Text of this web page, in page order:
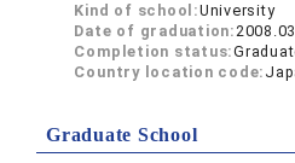
Kind of school:University
Date of graduation:2008.03
Completion status:
Country location code:
Graduate School